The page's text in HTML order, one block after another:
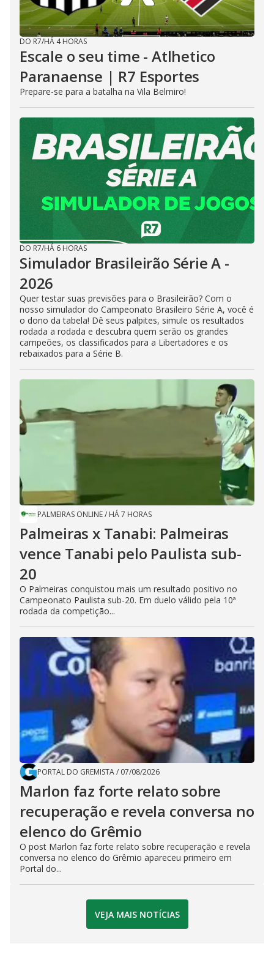
DO R7/HÁ 4 HORAS
Escale o seu time - Atlhetico
Paranaense | R7 Esportes
Prepare-se para a batalha na Vila Belmiro!
DO R7/HÁ 6 HORAS
Simulador Brasileirão Série A -
2026
Quer testar suas previsões para o Brasileirão? Com o
nosso simulador do Campeonato Brasileiro Série A, você é
o dono da tabela! Dê seus palpites, simule os resultados
rodada a rodada e descubra quem serão os grandes
campeões, os classificados para a Libertadores e os
rebaixados para a Série B.
PALMEIRAS ONLINE/ HÁ 7 HORAS
Palmeiras x Tanabi: Palmeiras
vence Tanabi pelo Paulista sub-
20
O Palmeiras conquistou mais um resultado positivo no
Campeonato Paulista sub-20. Em duelo válido pela 10ª
rodada da competição...
PORTAL DO GREMISTA/ 07/08/2026
Marlon faz forte relato sobre
recuperação e revela conversa no
elenco do Grêmio
O post Marlon faz forte relato sobre recuperação e revela
conversa no elenco do Grêmio apareceu primeiro em
Portal do...
VEJA MAIS NOTÍCIAS